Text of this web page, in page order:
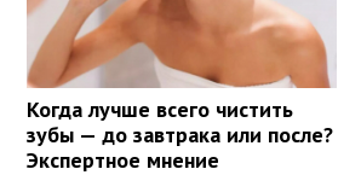
Когда лучше всего чистить
зубы — до завтрака или после?
Экспертное мнение